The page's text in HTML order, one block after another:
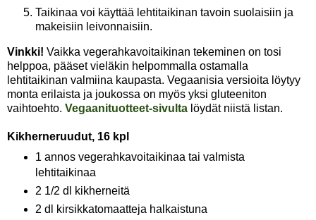
Taikinaa voi käyttää lehtitaikinan tavoin suolaisiin ja
makeisiin leivonnaisiin.
Vinkki! Vaikka vegerahkavoitaikinan tekeminen on tosi
helppoa, pääset vieläkin helpommalla ostamalla
lehtitaikinan valmiina kaupasta. Vegaanisia versioita löytyy
monta erilaista ja joukossa on myös yksi gluteeniton
vaihtoehto. Vegaanituotteet-sivulta löydät niistä listan.
Kikherneruudut, 16 kpl
1 annos vegerahkavoitaikinaa tai valmista
lehtitaikinaa
2 1/2 dl kikherneitä
2 dl kirsikkatomaatteja halkaistuna